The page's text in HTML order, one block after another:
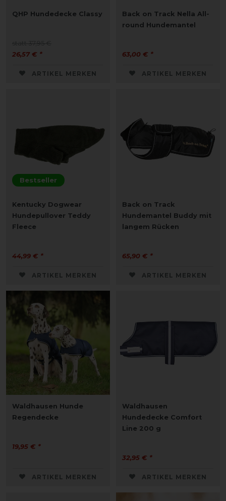
QHP Hundedecke Classy
26,57 € *
ARTIKEL MERKEN
Back on Track Nella All-
round Hundemantel
63,00 € *
ARTIKEL MERKEN
Bestseller
Kentucky Dogwear
Hundepullover Teddy
Fleece
44,99 € *
ARTIKEL MERKEN
Back on Track
Hundemantel Buddy mit
langem Rücken
65,90 € *
ARTIKEL MERKEN
Waldhausen Hunde
Regendecke
19,95 € *
ARTIKEL MERKEN
Waldhausen
Hundedecke Comfort
Line 200 g
32,95 € *
ARTIKEL MERKEN